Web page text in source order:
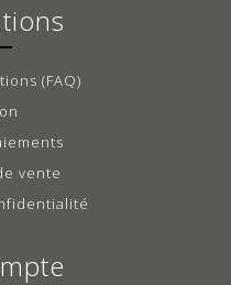
(FAQ)
vente